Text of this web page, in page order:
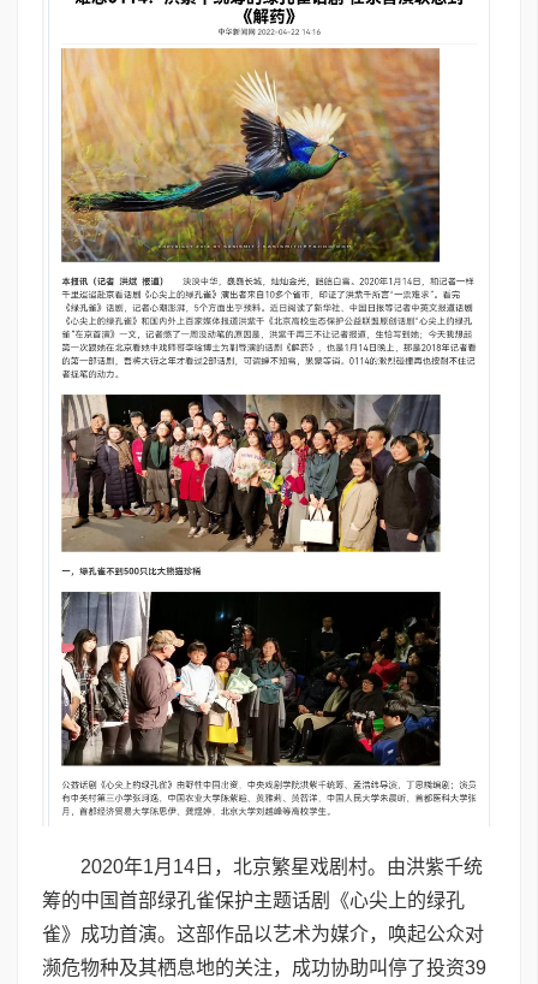
2020年1月14日，北京繁星戏剧村。由洪紫千统
筹的中国首部绿孔雀保护主题话剧《心尖上的绿孔
雀》成功首演。这部作品以艺术为媒介，唤起公众对
濒危物种及其栖息地的关注，成功协助叫停了投资39